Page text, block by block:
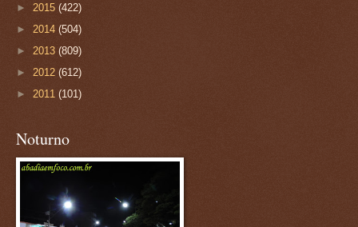
► 2015 (422)
► 2014 (504)
► 2013 (809)
► 2012 (612)
► 2011 (101)
Noturno